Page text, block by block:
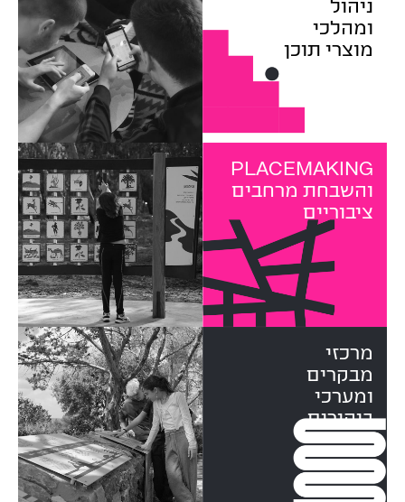
ומהלכי
מוצרי תוכן
PLACEMAKING
והשבחת מרחבים
ציבוריים
מרכזי
מבקרים
ומערכי
ביקורים